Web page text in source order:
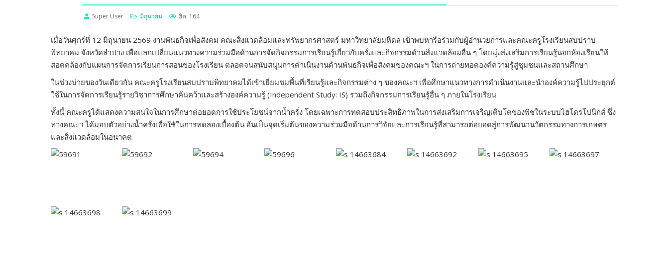
Super User มิถุนายน ฮิต: 164
เมื่อวันศุกร์ที่ 12 มิถุนายน 2569 งานพันธกิจเพื่อสังคม คณะสิ่งแวดล้อมและทรัพยากรศาสตร์ มหาวิทยาลัยมหิดล เข้าพบหารือร่วมกับผู้อำนวยการและคณะครูโรงเรียนสบปราบ
พิทยาคม จังหวัดลำปาง เพื่อแลกเปลี่ยนแนวทางความร่วมมือด้านการจัดกิจกรรมการเรียนรู้เกี่ยวกับครั่งและกิจกรรมด้านสิ่งแวดล้อมอื่น ๆ โดยมุ่งส่งเสริมการเรียนรู้นอกห้องเรียนให้
สอดคล้องกับแผนการจัดการเรียนการสอนของโรงเรียน ตลอดจนสนับสนุนการดำเนินงานด้านพันธกิจเพื่อสังคมของคณะฯ ในการถ่ายทอดองค์ความรู้สู่ชุมชนและสถานศึกษา
ในช่วงบ่ายของวันเดียวกัน คณะครูโรงเรียนสบปราบพิทยาคมได้เข้าเยี่ยมชมพื้นที่เรียนรู้และกิจกรรมต่าง ๆ ของคณะฯ เพื่อศึกษาแนวทางการดำเนินงานและนำองค์ความรู้ไปประยุกต์
ใช้ในการจัดการเรียนรู้รายวิชาการศึกษาค้นคว้าและสร้างองค์ความรู้ (Independent Study: IS) รวมถึงกิจกรรมการเรียนรู้อื่น ๆ ภายในโรงเรียน
ทั้งนี้ คณะครูได้แสดงความสนใจในการศึกษาต่อยอดการใช้ประโยชน์จากน้ำครั่ง โดยเฉพาะการทดสอบประสิทธิภาพในการส่งเสริมการเจริญเติบโตของพืชในระบบไฮโดรโปนิกส์ ซึ่ง
ทางคณะฯ ได้มอบตัวอย่างน้ำครั่งเพื่อใช้ในการทดลองเบื้องต้น อันเป็นจุดเริ่มต้นของความร่วมมือด้านการวิจัยและการเรียนรู้ที่สามารถต่อยอดสู่การพัฒนานวัตกรรมทางการเกษตร
และสิ่งแวดล้อมในอนาคต